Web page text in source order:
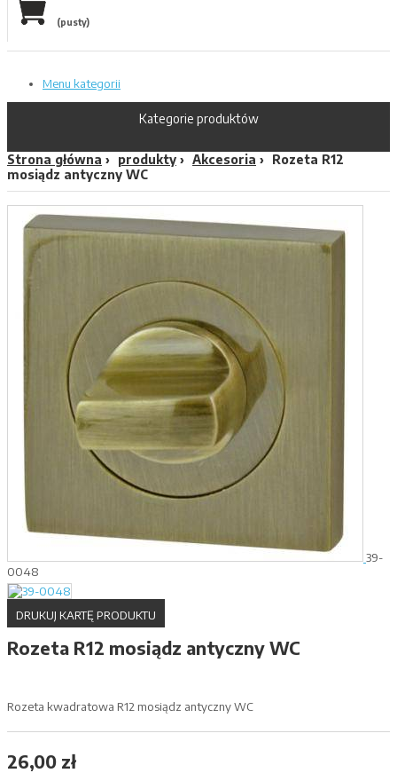
(pusty)
Menu kategorii
Kategorie produktów
Strona główna produkty Akcesoria
Rozeta R12
mosiądz antyczny WC
39-
0048
DRUKUJ KARTĘ PRODUKTU
Rozeta R12 mosiądz antyczny WC
Rozeta kwadratowa R12 mosiądz antyczny WC
26,00 zł